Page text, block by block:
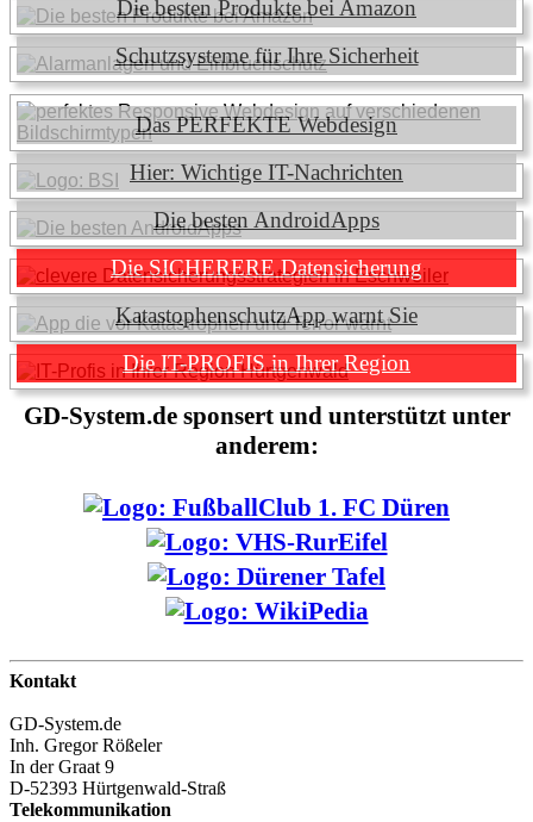
Die besten Produkte bei Amazon
Schutzsysteme für Ihre Sicherheit
Das PERFEKTE Webdesign
Hier: Wichtige IT-Nachrichten
Die besten AndroidApps
Die SICHERERE Datensicherung
KatastophenschutzApp warnt Sie
Die IT-PROFIS in Ihrer Region
GD-System.de sponsert und unterstützt unter
anderem:
Kontakt
GD-System.de
Inh. Gregor Rößeler
In der Graat 9
D-52393 Hürtgenwald-Straß
Telekommunikation